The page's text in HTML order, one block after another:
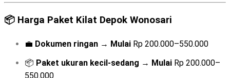
📦 Harga Paket Kilat Depok Wonosari
💼 Dokumen ringan → Mulai Rp 200.000–550.000
📦 Paket ukuran kecil-sedang → Mulai Rp 200.000–
550.000